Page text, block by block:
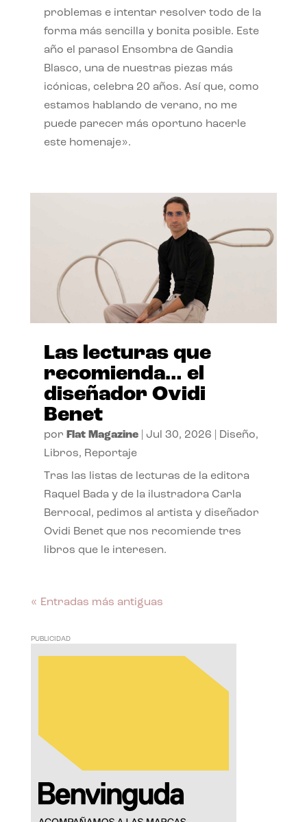
problemas e intentar resolver todo de la
forma más sencilla y bonita posible. Este
año el parasol Ensombra de Gandia
Blasco, una de nuestras piezas más
icónicas, celebra 20 años. Así que, como
estamos hablando de verano, no me
puede parecer más oportuno hacerle
este homenaje».
Las lecturas que
recomienda… el
diseñador Ovidi
Benet
por Flat Magazine| Jul 30, 2026 Diseño,
Libros, Reportaje
Tras las listas de lecturas de la editora
Raquel Bada y de la ilustradora Carla
Berrocal, pedimos al artista y diseñador
Ovidi Benet que nos recomiende tres
libros que le interesen.
« Entradas más antiguas
PUBLICIDAD